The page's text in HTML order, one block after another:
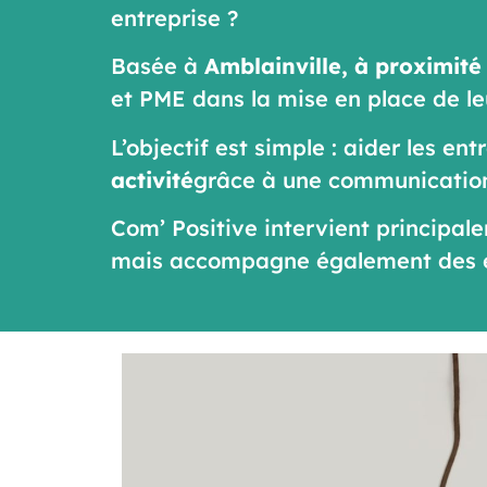
entreprise ?
Basée à Amblainville, à proximité
et PME dans la mise en place de
L’objectif est simple : aider les
activitégrâce à une
Com’ Positive intervient
mais accompagne également